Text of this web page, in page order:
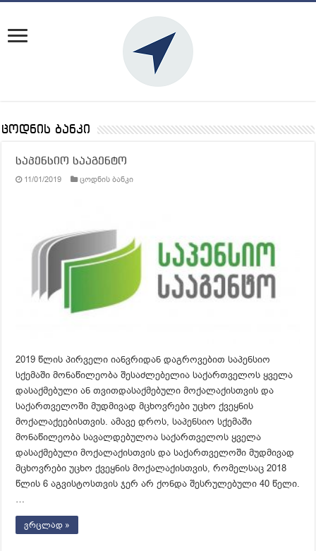
ცოდნის ბანკი
საპენსიო სააგენტო
11/01/2019 ცოდნის ბანკი
2019 წლის პირველი იანვრიდან დაგროვებით საპენსიო
სქემაში მონაწილეობა შესაძლებელია საქართველოს ყველა
დასაქმებული ან თვითდასაქმებული მოქალაქისთვის და
საქართველოში მუდმივად მცხოვრები უცხო ქვეყნის
მოქალაქეებისთვის. ამავე დროს, საპენსიო სქემაში
მონაწილეობა სავალდებულოა საქართველოს ყველა
დასაქმებული მოქალაქისთვის და საქართველოში მუდმივად
მცხოვრები უცხო ქვეყნის მოქალაქისთვის, რომელსაც 2018
წლის 6 აგვისტოსთვის ჯერ არ ქონდა შესრულებული 40 წელი.
…
ვრცლად »